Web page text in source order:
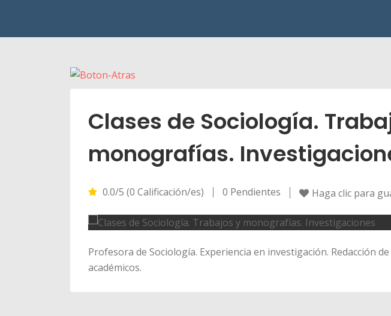
Clases de Sociología.
monografías.
0.0/5 (0 Calificación/es) 0 Pendientes Haga clic para
Profesora de Sociología. Experiencia en investigación. Redacción
académicos.